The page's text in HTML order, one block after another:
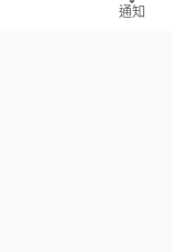
通知